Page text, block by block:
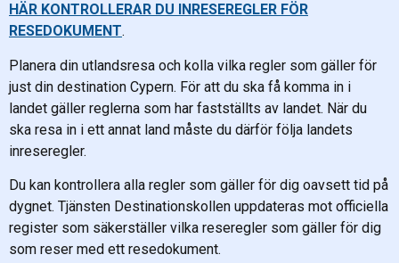
HÄR KONTROLLERAR DU INRESEREGLER FÖR
RESEDOKUMENT.
Planera din utlandsresa och kolla vilka regler som gäller för
just din destination Cypern. För att du ska få komma in i
landet gäller reglerna som har fastställts av landet. När du
ska resa in i ett annat land måste du därför följa landets
inreseregler.
Du kan kontrollera alla regler som gäller för dig oavsett tid på
dygnet. Tjänsten Destinationskollen uppdateras mot officiella
register som säkerställer vilka reseregler som gäller för dig
som reser med ett resedokument.